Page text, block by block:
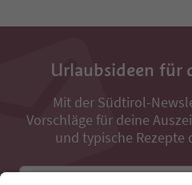
Urlaubsideen für
Mit der Südtirol-
Vorschläge für deine
und typische Rezepte